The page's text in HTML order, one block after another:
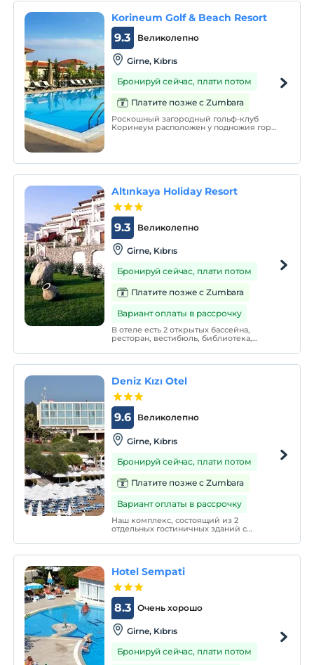
казино Кипра.
Korineum Golf & Beach Resort
Великолепно
9.3
Girne, Kıbrıs
Бронируй сейчас, плати потом
Платите позже с Zumbara
Роскошный загородный гольф-клуб
Коринеум расположен у подножия горы
гольфа.
Altınkaya Holiday Resort
Великолепно
9.3
Girne, Kıbrıs
Бронируй сейчас, плати потом
Платите позже с Zumbara
Вариант оплаты в рассрочку
В отеле есть 2 открытых бассейна,
ресторан, вестибюль, библиотека,
бесплатный доступ в Интернет и
бесплатное беспроводное подключение
бары, бистро, живая музыка, парковка в
Deniz Kızı Otel
Великолепно
9.6
Girne, Kıbrıs
Бронируй сейчас, плати потом
Платите позже с Zumbara
Вариант оплаты в рассрочку
Наш комплекс, состоящий из 2
отдельных гостиничных зданий с
территории, находится к услугам наших
гостей.
Hotel Sempati
Очень хорошо
8.3
Girne, Kıbrıs
Бронируй сейчас, плати потом